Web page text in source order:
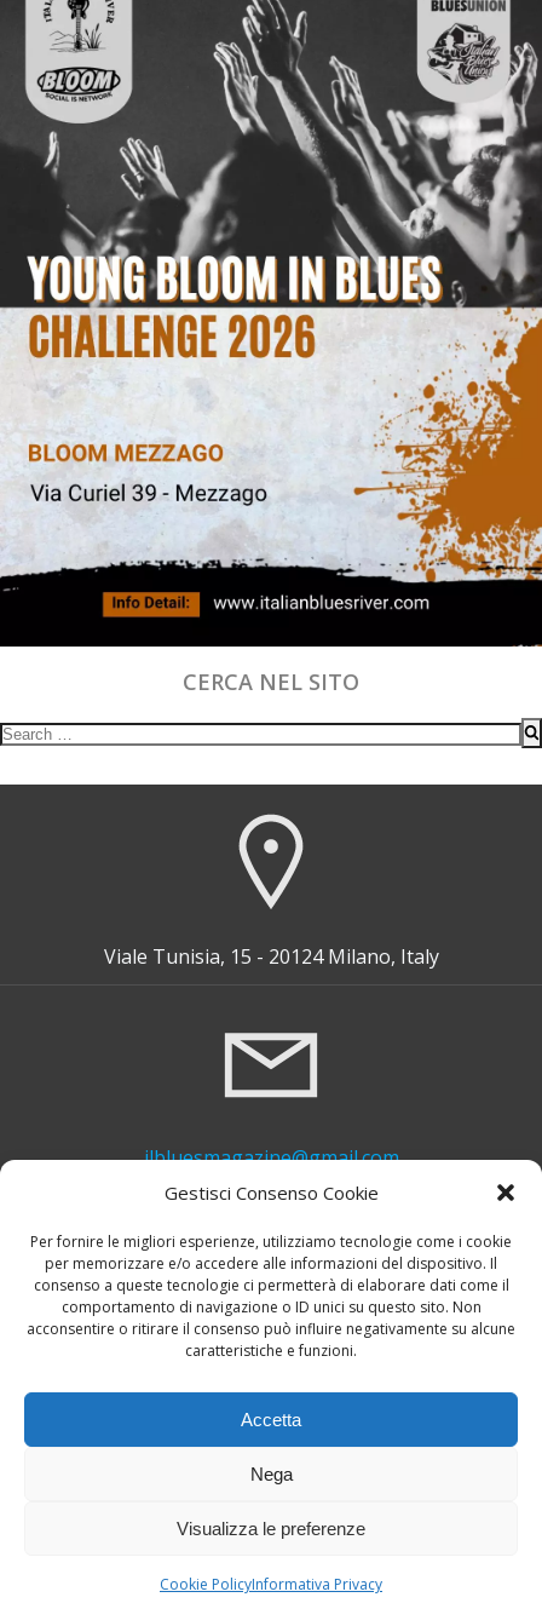
Gestisci Consenso Cookie
Per fornire le migliori esperienze, utilizziamo tecnologie come i cookie
per memorizzare e/o accedere alle informazioni del dispositivo. Il
consenso a queste tecnologie ci permetterà di elaborare dati come il
comportamento di navigazione o ID unici su questo sito. Non
acconsentire o ritirare il consenso può influire negativamente su alcune
caratteristiche e funzioni.
Accetta
Nega
Visualizza le preferenze
Cookie PolicyInformativa Privacy
CERCA NEL SITO
Search
Viale Tunisia, 15 - 20124 Milano, Italy
ilbluesmagazine@gmail.com
+39 339 748 6635
© 2026 Il Blues Magazine. Powered by